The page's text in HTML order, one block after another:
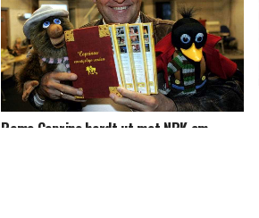
Remo Caprino hardt ut mot NRK om